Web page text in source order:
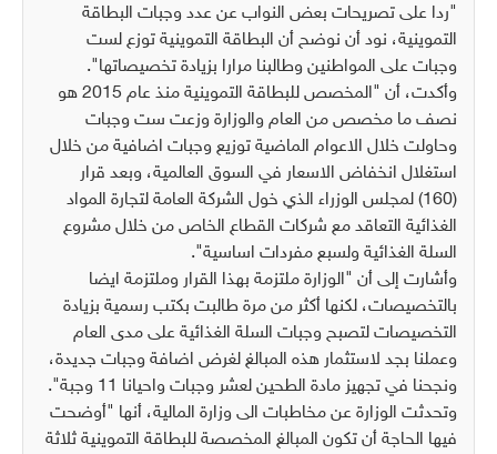
"ردا على تصريحات بعض النواب عن عدد وجبات البطاقة
التموينية، نود أن نوضح أن البطاقة التموينية توزع لست
وجبات على المواطنين وطالبنا مرارا بزيادة تخصيصاتها".
وأكدت، أن "المخصص للبطاقة التموينية منذ عام 2015 هو
نصف ما مخصص من العام والوزارة وزعت ست وجبات
وحاولت خلال الاعوام الماضية توزيع وجبات اضافية من خلال
استغلال انخفاض الاسعار في السوق العالمية، وبعد قرار
(160) لمجلس الوزراء الذي خول الشركة العامة لتجارة المواد
الغذائية التعاقد مع شركات القطاع الخاص من خلال مشروع
السلة الغذائية ولسبع مفردات اساسية".
وأشارت إلى أن "الوزارة ملتزمة بهذا القرار وملتزمة ايضا
بالتخصيصات، لكنها أكثر من مرة طالبت بكتب رسمية بزيادة
التخصيصات لتصبح وجبات السلة الغذائية على مدى العام
وعملنا بجد لاستثمار هذه المبالغ لغرض اضافة وجبات جديدة،
ونجحنا في تجهيز مادة الطحين لعشر وجبات واحيانا 11 وجبة".
وتحدثت الوزارة عن مخاطبات الى وزارة المالية، أنها "أوضحت
فيها الحاجة أن تكون المبالغ المخصصة للبطاقة التموينية ثلاثة